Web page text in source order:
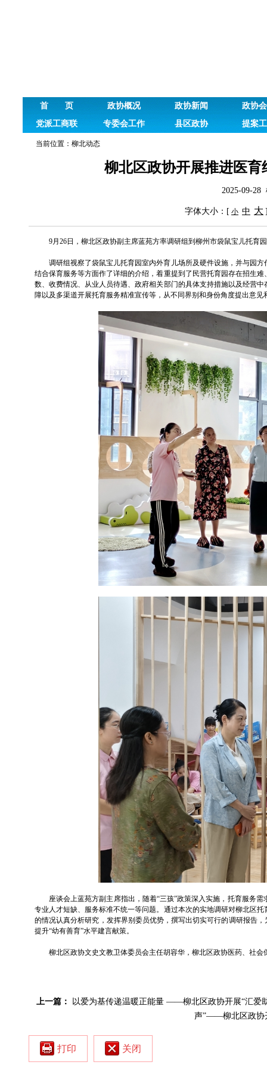
首 页 政协概况 政协新闻
政协
党派工商联
专委会工作 县区政协 提案
当前位置： 柳北动态
柳北区政协开展推进医
2025-09-
字体大小：[ 小 中 大
9月26日，柳北区政协副主席蓝苑方率调研组到柳州市袋鼠宝儿托育
调研组视察了袋鼠宝儿托育园室内外育儿场所及硬件设施，并与园
结合保育服务等方面作了详细的介绍，着重提到了民营托育园存在招生
数、收费情况、从业人员待遇、政府相关部门的具体支持措施以及经营
障以及多渠道开展托育服务精准宣传等，从不同界别和身份角度提出意见
座谈会上蓝苑方副主席指出，随着“三孩”政策深入实施，托育服务
专业人才短缺、服务标准不统一等问题。通过本次的实地调研对柳北区
的情况认真分析研究，发挥界别委员优势，撰写出切实可行的调研报告
提升“幼有善育”水平建言献策。
柳北区政协文史文教卫体委员会主任胡容华，柳北区政协医药、社
上一篇：
以爱为基传递温暖正能量 ——柳北区政协开展“汇爱
声”——柳北区政协
打印 关闭